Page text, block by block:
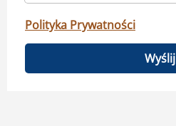
Polityka Prywatności
Wyślij